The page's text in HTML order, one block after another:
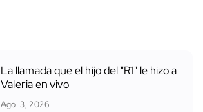
La llamada que el hijo del "R1" le hizo a
Valeria en vivo
Ago. 3, 2026